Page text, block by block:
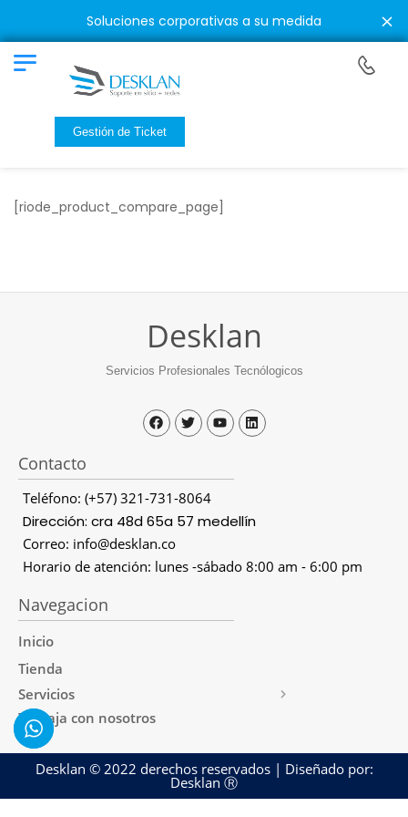
Soluciones corporativas a su medida
Gestión de Ticket
[riode_product_compare_page]
Desklan
Servicios Profesionales Tecnólogicos
Contacto
Teléfono: (+57) 321-731-8064
Dirección: cra 48d 65a 57 medellín
Correo: info@desklan.co
Horario de atención: lunes -sábado 8:00 am - 6:00 pm
Navegacion
Inicio
Tienda
Servicios
Trabaja con nosotros
Desklan © 2022 derechos reservados | Diseñado por:
Desklan Ⓡ